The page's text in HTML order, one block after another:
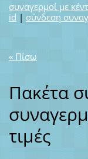
συναγερμοί με
id | σύνδεση
« Πίσω
Πακέτα
τιμές